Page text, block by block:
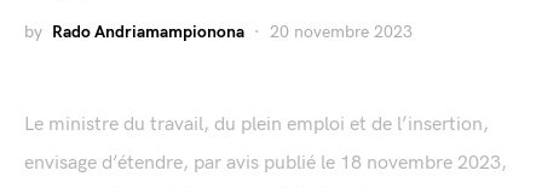
by Rado Andriamampionona 20 novembre 2023
Le ministre du travail, du plein emploi et de l’insertion,
envisage d’étendre, par avis publié le 18 novembre 2023,